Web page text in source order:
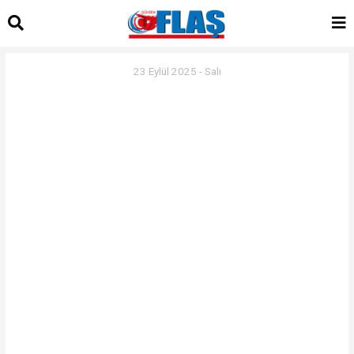
23 Eylül 2025 - Salı